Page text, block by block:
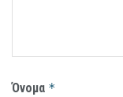
Όνομα *